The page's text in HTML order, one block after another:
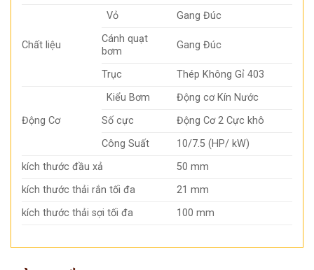
Chất liệu
Vỏ
Gang Đúc
Cánh quạt
bơm
Gang Đúc
Trục Thép Không Gỉ 403
Động Cơ
Kiểu Bơm
Động cơ Kín Nước
Số cực
Động Cơ 2 Cực khô
Công Suất
10/7.5 (HP/ kW)
kích thước đầu xả
50 mm
kích thước thải rắn tối đa
21 mm
kích thước thải sợi tối đa
100 mm